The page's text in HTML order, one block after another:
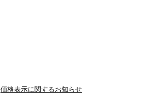
価格表示に関するお知らせ